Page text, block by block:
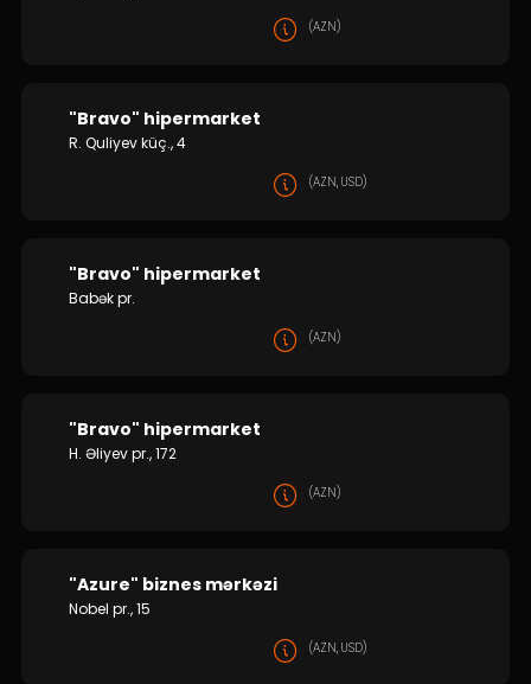
(AZN)
"Bravo" hipermarket
R. Quliyev küç., 4
(AZN, USD)
"Bravo" hipermarket
Babək pr.
(AZN)
"Bravo" hipermarket
H. Əliyev pr., 172
(AZN)
"Azure" biznes mərkəzi
Nobel pr., 15
(AZN, USD)